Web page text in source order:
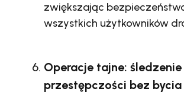
zwiększając
wszystkich użytkowników
Operacje tajne: śledzenie
przestępczości bez bycia